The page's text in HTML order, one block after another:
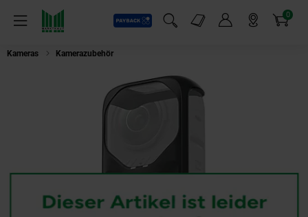
Menü
Payback
Suchfeld einblenden
Markt-Angebote 0
Artikel
Kameras Kamerazubehör